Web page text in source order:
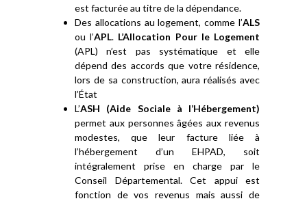
est facturée au titre de la dépendance.
Des allocations au logement, comme l’ALS
ou l’APL. L’Allocation Pour le Logement
(APL) n’est pas systématique et elle
dépend des accords que votre résidence,
lors de sa construction, aura réalisés avec
l’État
L’ASH (Aide Sociale à l’Hébergement)
permet aux personnes âgées aux revenus
modestes, que leur facture liée à
l’hébergement d’un EHPAD, soit
intégralement prise en charge par le
Conseil Départemental. Cet appui est
fonction de vos revenus mais aussi de